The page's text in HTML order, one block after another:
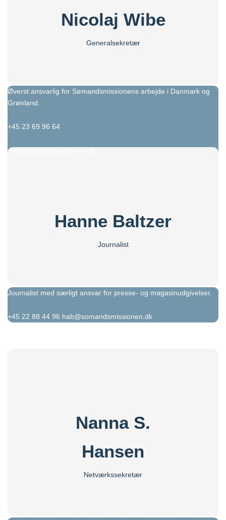
Nicolaj Wibe
Generalsekretær
Øverst ansvarlig for Sømandsmissionens arbejde i Danmark og
Grønland.
+45 23 69 96 64
nw@somandsmissionen.dk
Hanne Baltzer
Journalist
Journalist med særligt ansvar for presse- og magasinudgivelser.
+45 22 88 44 96 hab@somandsmissionen.dk
Nanna S.
Hansen
Netværkssekretær